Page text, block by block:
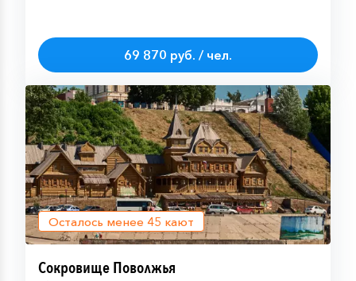
69 870 руб. / чел.
Осталось менее 45 кают
Сокровище Поволжья